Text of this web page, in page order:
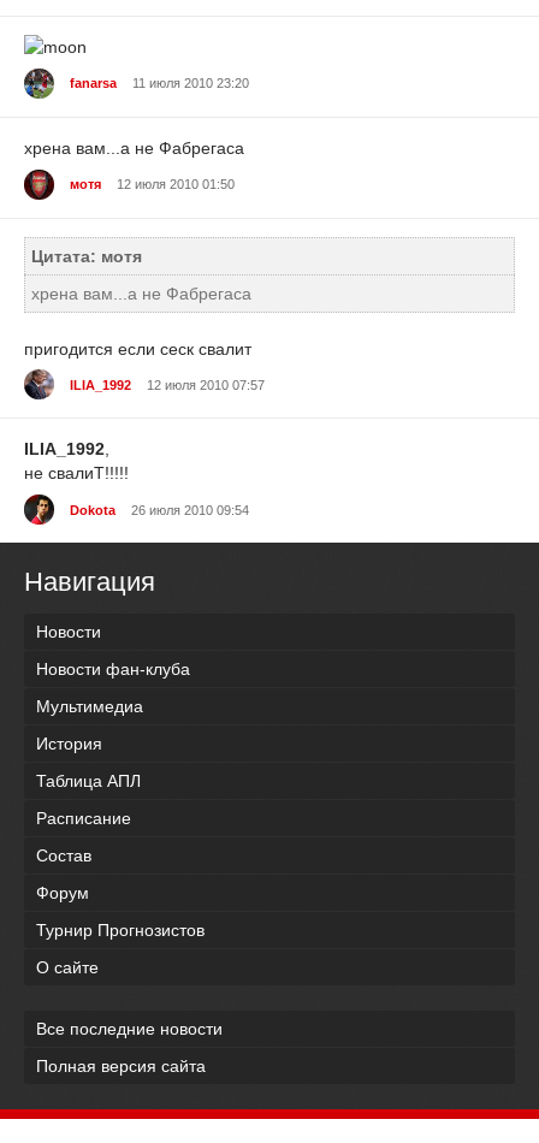
fanarsa 11 июля 2010 23:20
хрена вам...а не Фабрегаса
мотя 12 июля 2010 01:50
Цитата: мотя
хрена вам...а не Фабрегаса
пригодится если сеск свалит
ILIA_1992 12 июля 2010 07:57
ILIA_1992,
не свалиТ!!!!!
Dokota 26 июля 2010 09:54
Навигация
Новости
Новости фан-клуба
Мультимедиа
История
Таблица АПЛ
Расписание
Состав
Форум
Турнир Прогнозистов
О сайте
Все последние новости
Полная версия сайта